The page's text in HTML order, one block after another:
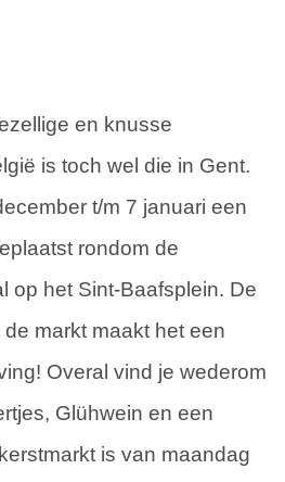
en knusse
is toch wel die in Gent.
t/m 7 januari een
rondom de
op het Sint-Baafsplein. De
markt maakt het een
Overal vind je wederom
Glühwein en een
is van maandag